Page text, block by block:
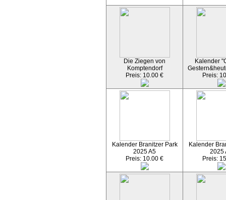
Die Ziegen von
Komptendorf
Preis: 10.00 €
Kalender
Preis:
Kalender Branitzer Park
2025 A5
Preis: 10.00 €
Kalender
2025
Preis: